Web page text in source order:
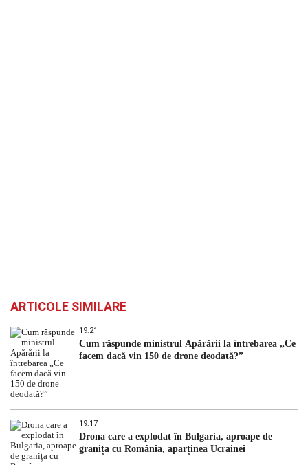
ARTICOLE SIMILARE
19:21
Cum răspunde ministrul Apărării la întrebarea „Ce
facem dacă vin 150 de drone deodată?”
19:17
Drona care a explodat în Bulgaria, aproape de
granița cu România, aparținea Ucrainei